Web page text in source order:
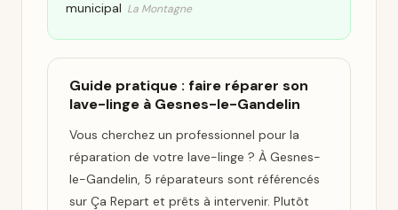
municipal La Montagne
Guide pratique : faire réparer son
lave-linge à Gesnes-le-Gandelin
Vous cherchez un professionnel pour la
réparation de votre lave-linge ? À Gesnes-
le-Gandelin, 5 réparateurs sont référencés
sur Ça Repart et prêts à intervenir. Plutôt